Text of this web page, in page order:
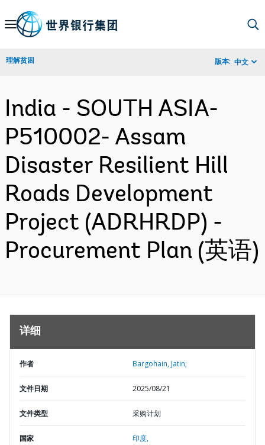
Skip
Navigation
理解贫困 版本: 中文
India - SOUTH ASIA-
P510002- Assam
Disaster Resilient Hill
Roads Development
Project (ADRHRDP) -
Procurement Plan (英语)
详细
作者 Bargohain, Jatin;
文件日期 2025/08/21
文件类型 采购计划
国家 印度,